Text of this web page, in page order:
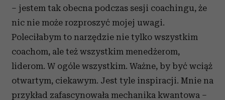
– jestem tak obecna podczas sesji coachingu, że
nic nie może rozproszyć mojej uwagi.
Poleciłabym to narzędzie nie tylko wszystkim
coachom, ale też wszystkim menedżerom,
liderom. W ogóle wszystkim. Ważne, by być wciąż
otwartym, ciekawym. Jest tyle inspiracji. Mnie na
przykład zafascynowała mechanika kwantowa –